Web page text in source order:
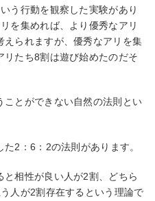
う行動を観察した実験があり
を集めれば、より優秀なアリ
られますが、優秀なアリを集
たち8割は遊び始めたのだそ
とができない自然の法則とい
2：6：2の法則があります。
と相性が良い人が2割、どちら
人が2割存在するという理論で